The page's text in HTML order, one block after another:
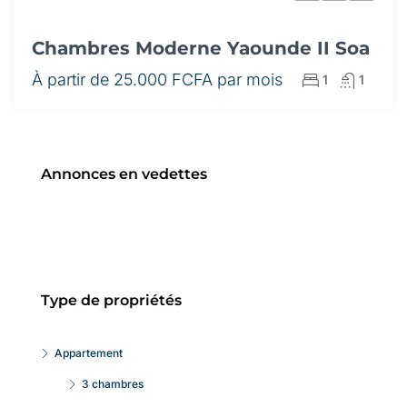
Chambres Moderne Yaounde II Soa
À partir de 25.000 FCFA par mois 1 1
Annonces en vedettes
Type de propriétés
Appartement
3 chambres